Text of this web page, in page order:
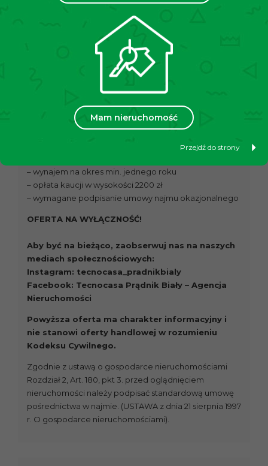
Mam nieruchomość
Przejdź do strony
Dodatkowym atutem są liczne sklepy spożywcze w
okolicy, w tym Żabka, Lidl i Biedronka. W najbliższej
okolicy znajdują się również liczne restauracje, apteka
oraz urząd pocztowy.
zł + 600 zł (czynsz administracyjny) +
200zł (zaliczka na prąd, gaz) + woda wg zużycia
Dodatkowe warunki najmu nieruchomości:
– wynajem na okres min. jednego roku
– opłata kaucji w wysokości 2200 zł
– wymagane podpisanie umowy najmu okazjonalnego
OFERTA NA WYŁĄCZNOŚĆ!
Aby być na bieżąco, zaobserwuj nas na naszych
mediach społecznościowych:
Instagram: tecnocasa_pradnikbialy
Facebook: Tecnocasa Prądnik Biały – Agencja
Nieruchomości
Powyższa oferta ma charakter informacyjny i
nie stanowi oferty handlowej w rozumieniu
Kodeksu Cywilnego.
Zgodnie z ustawą o gospodarce nieruchomościami
Rozdział 2, Art. 180, pkt 3. przed oglądnięciem
nieruchomości należy podpisać standardową umowę
pośrednictwa w najmie. (USTAWA z dnia 21 sierpnia 1997
r. O gospodarce nieruchomościami).